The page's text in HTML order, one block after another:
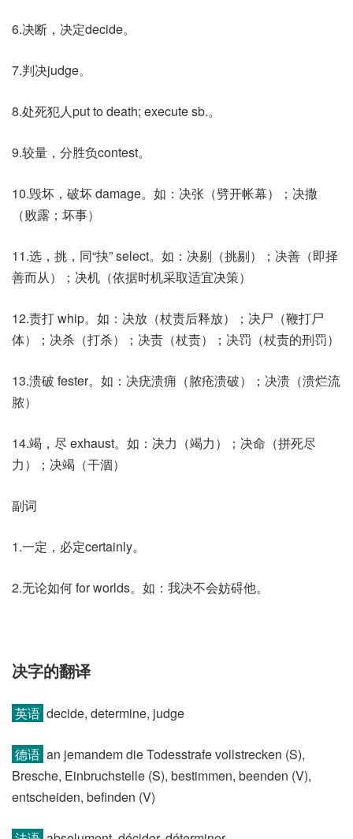
6.决断，决定decide。
7.判决judge。
8.处死犯人put to death; execute sb.。
9.较量，分胜负contest。
10.毁坏，破坏 damage。如：决张（劈开帐幕）；决撒
（败露；坏事）
11.选，挑，同“抉” select。如：决剔（挑剔）；决善（即择
善而从）；决机（依据时机采取适宜决策）
12.责打 whip。如：决放（杖责后释放）；决尸（鞭打尸
体）；决杀（打杀）；决责（杖责）；决罚（杖责的刑罚）
13.溃破 fester。如：决疣溃痈（脓疮溃破）；决溃（溃烂流
脓）
14.竭，尽 exhaust。如：决力（竭力）；决命（拼死尽
力）；决竭（干涸）
副词
1.一定，必定certainly。
2.无论如何 for worlds。如：我决不会妨碍他。
决字的翻译
英语 decide, determine, judge
德语 an jemandem die Todesstrafe vollstrecken (S)​,
Bresche, Einbruchstelle (S)​, bestimmen, beenden (V)​,
entscheiden, befinden (V)